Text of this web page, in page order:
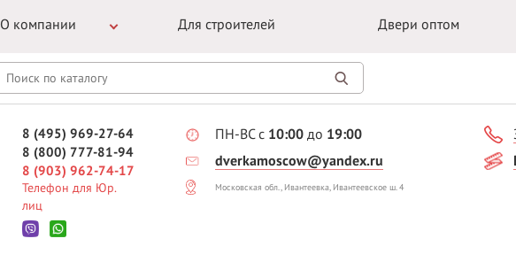
О компании Для строителей Двери оптом
8 (495) 969-27-64
8 (800) 777-81-94
8 (903) 962-74-17
Телефон для Юр.
лиц
ПН-ВС с 10:00 до 19:00
dverkamoscow@yandex.ru
Московская обл., Ивантеевка, Ивантеевское ш. 4